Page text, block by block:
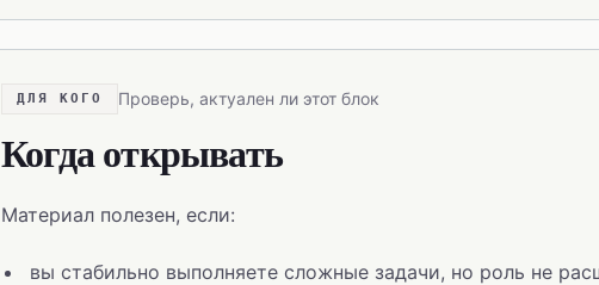
ДЛЯ КОГО Проверь, актуален ли этот блок
Когда открывать
Материал полезен, если:
вы стабильно выполняете сложные задачи, но роль не